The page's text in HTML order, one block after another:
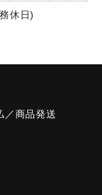
休日)
／商品発送